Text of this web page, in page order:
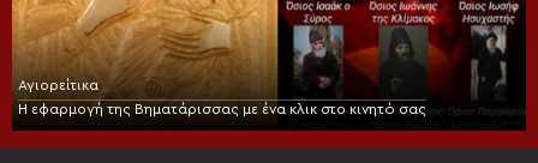
Αγιορείτικα
Η εφαρμογή της Βηματάρισσας με ένα κλικ στο κινητό σας